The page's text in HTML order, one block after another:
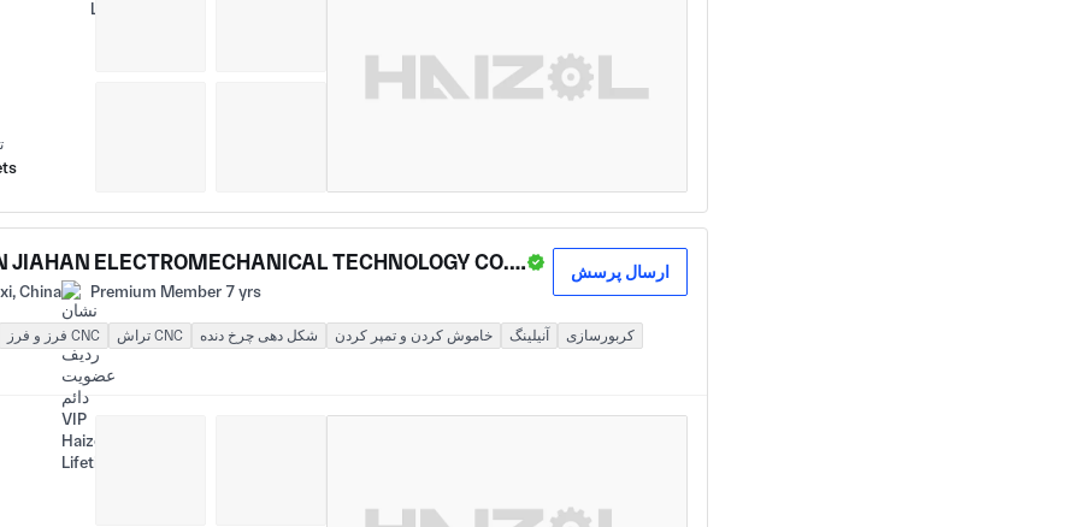
XI'AN JIAHAN ELECTROMECHANICAL TECHNOLOGY CO., LTD.
China Premium Member 7 yrs
ارسال پرسش
فرز و فرز CNC تراش CNC شکل دهی چرخ دنده خاموش کردن و تمپر کردن آنیلینگ
کربورسازی